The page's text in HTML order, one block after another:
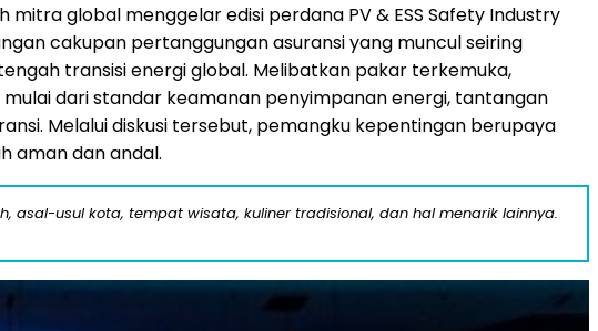
mitra global menggelar edisi perdana PV & ESS Safety Industry
cakupan pertanggungan asuransi yang muncul seiring
transisi energi global. Melibatkan pakar terkemuka,
dari standar keamanan penyimpanan energi, tantangan
Melalui diskusi tersebut, pemangku kepentingan berupaya
aman dan andal.
asal-usul kota, tempat wisata, kuliner tradisional, dan hal menarik lainnya.